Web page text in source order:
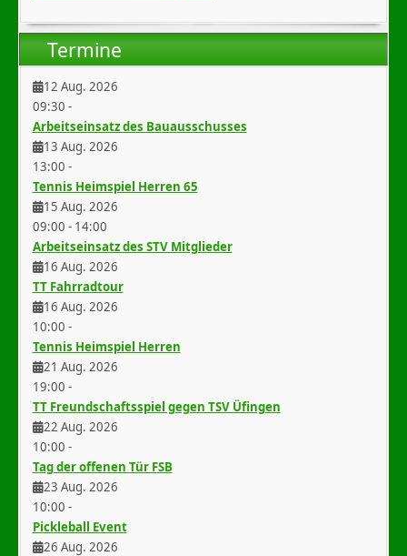
Termine
12 Aug. 2026
09:30 -
Arbeitseinsatz des Bauausschusses
13 Aug. 2026
13:00 -
Tennis Heimspiel Herren 65
15 Aug. 2026
09:00 - 14:00
Arbeitseinsatz des STV Mitglieder
16 Aug. 2026
TT Fahrradtour
16 Aug. 2026
10:00 -
Tennis Heimspiel Herren
21 Aug. 2026
19:00 -
TT Freundschaftsspiel gegen TSV Üfingen
22 Aug. 2026
10:00 -
Tag der offenen Tür FSB
23 Aug. 2026
10:00 -
Pickleball Event
26 Aug. 2026